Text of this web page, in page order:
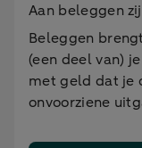
Aan beleggen
Beleggen
(een deel van)
met geld dat je
onvoorziene